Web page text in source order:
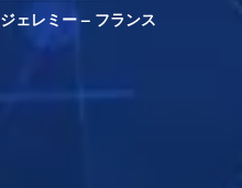
ジェレミー – フランス